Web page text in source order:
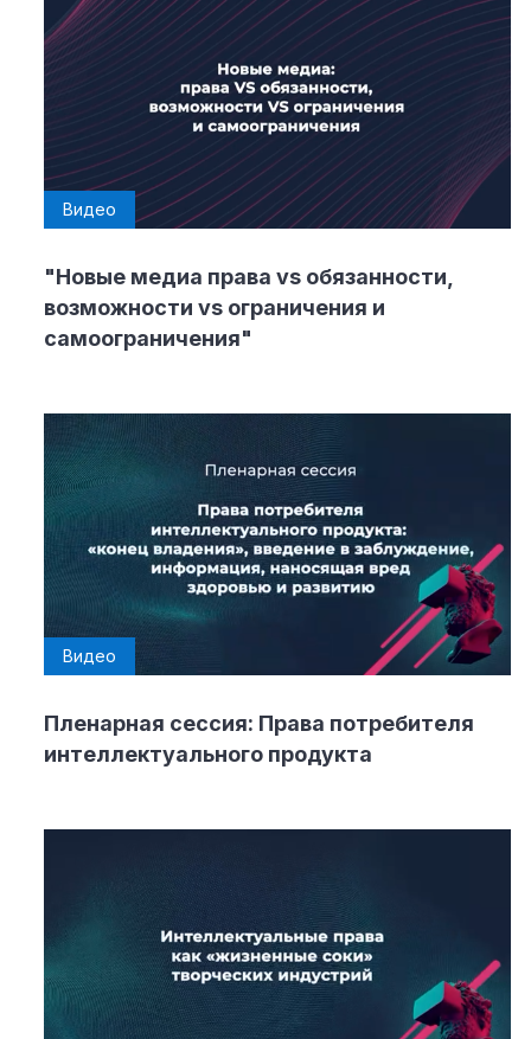
Видео
"Новые медиа права vs обязанности,
возможности vs ограничения и
самоограничения"
Видео
Пленарная сессия: Права потребителя
интеллектуального продукта